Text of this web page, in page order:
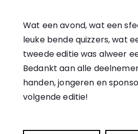
Wat een avond, wat een
leuke bende quizzers, wat
tweede editie was alweer
Bedankt aan alle
handen, jongeren en
volgende editie!